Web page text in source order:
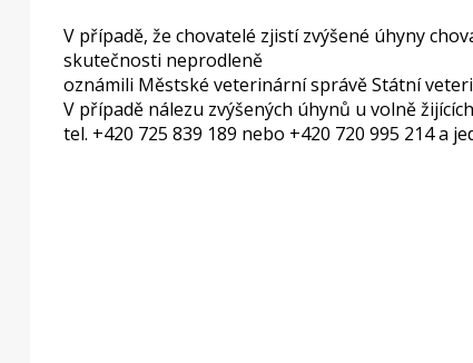
V případě, že chovatelé zjistí zvýšené úhyny
skutečnosti neprodleně
oznámili Městské veterinární správě Státní
V případě nálezu zvýšených úhynů u volně
tel. +420 725 839 189 nebo +420 720 995 214 a